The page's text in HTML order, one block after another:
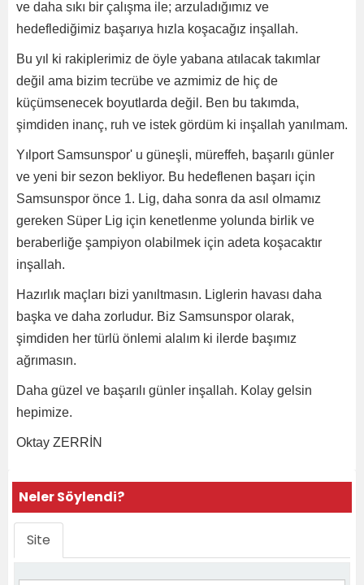
ve daha sıkı bir çalışma ile; arzuladığımız ve
hedeflediğimiz başarıya hızla koşacağız inşallah.
Bu yıl ki rakiplerimiz de öyle yabana atılacak takımlar
değil ama bizim tecrübe ve azmimiz de hiç de
küçümsenecek boyutlarda değil. Ben bu takımda,
şimdiden inanç, ruh ve istek gördüm ki inşallah yanılmam.
Yılport Samsunspor' u güneşli, müreffeh, başarılı günler
ve yeni bir sezon bekliyor. Bu hedeflenen başarı için
Samsunspor önce 1. Lig, daha sonra da asıl olmamız
gereken Süper Lig için kenetlenme yolunda birlik ve
beraberliğe şampiyon olabilmek için adeta koşacaktır
inşallah.
Hazırlık maçları bizi yanıltmasın. Liglerin havası daha
başka ve daha zorludur. Biz Samsunspor olarak,
şimdiden her türlü önlemi alalım ki ilerde başımız
ağrımasın.
Daha güzel ve başarılı günler inşallah. Kolay gelsin
hepimize.
Oktay ZERRİN
Neler Söylendi?
Site